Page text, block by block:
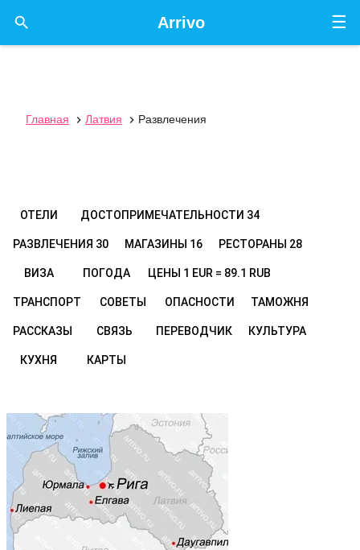
☰
Arrivo

Главная  Латвия  Развлечения
ОТЕЛИ ДОСТОПРИМЕЧАТЕЛЬНОСТИ 34
РАЗВЛЕЧЕНИЯ 30 МАГАЗИНЫ 16 РЕСТОРАНЫ 28
ВИЗА ПОГОДА ЦЕНЫ 1 EUR = 89.1 RUB
ТРАНСПОРТ СОВЕТЫ ОПАСНОСТИ ТАМОЖНЯ
РАССКАЗЫ СВЯЗЬ ПЕРЕВОДЧИК КУЛЬТУРА
КУХНЯ КАРТЫ